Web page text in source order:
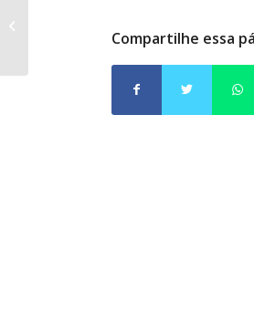
Compartilhe essa